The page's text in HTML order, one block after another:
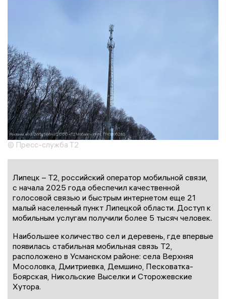
© Пресс-служба Т2
Липецк – T2, российский оператор мобильной связи,
с начала 2025 года обеспечил качественной
голосовой связью и быстрым интернетом еще 21
малый населенный пункт Липецкой области. Доступ к
мобильным услугам получили более 5 тысяч человек.
Наибольшее количество сел и деревень, где впервые
появилась стабильная мобильная связь Т2,
расположено в Усманском районе: села Верхняя
Мосоловка, Дмитриевка, Демшино, Песковатка-
Боярская, Никольские Выселки и Сторожевские
Хутора.